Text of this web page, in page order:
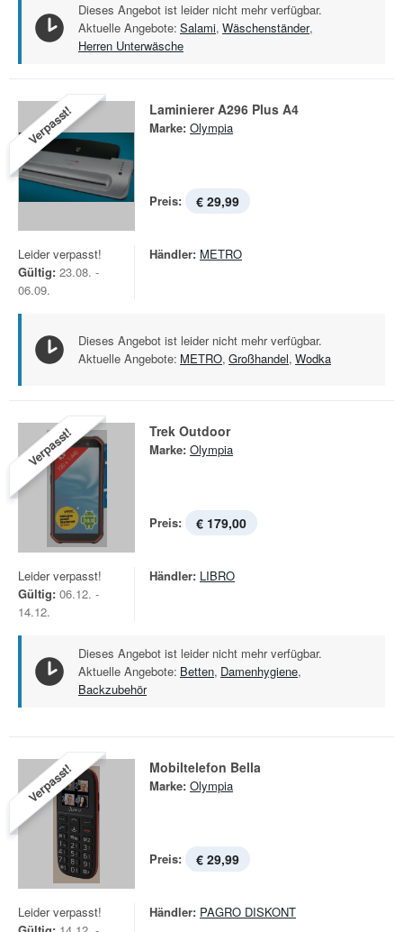
Dieses Angebot ist leider nicht mehr verfügbar.
Aktuelle Angebote: Salami, Wäschenständer,
Herren Unterwäsche
Verpasst! Laminierer A296 Plus A4
Marke: Olympia
Preis: € 29,99
Leider verpasst!
Gültig: 23.08. -
06.09.
Händler: METRO
Dieses Angebot ist leider nicht mehr verfügbar.
Aktuelle Angebote: METRO, Großhandel, Wodka
Verpasst! Trek Outdoor
Marke: Olympia
Preis: € 179,00
Leider verpasst!
Gültig: 06.12. -
14.12.
Händler: LIBRO
Dieses Angebot ist leider nicht mehr verfügbar.
Aktuelle Angebote: Betten, Damenhygiene,
Backzubehör
Verpasst! Mobiltelefon Bella
Marke: Olympia
Preis: € 29,99
Leider verpasst!
Händler: PAGRO DISKONT